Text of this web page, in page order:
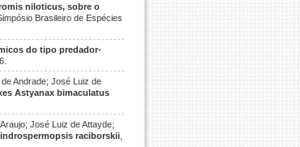
niloticus, sobre o
Brasileiro de Espécies
do tipo predador-
Andrade; José Luiz de
Astyanax bimaculatus
José Luiz de Attayde;
raciborskii